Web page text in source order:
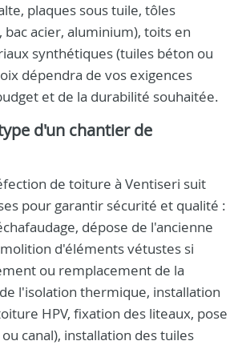
plaques sous tuile, tôles
bac acier, aluminium), toits en
synthétiques (tuiles béton ou
dépendra de vos exigences
et de la durabilité souhaitée.
d'un chantier de
de toiture à Ventiseri suit
pour garantir sécurité et qualité :
dépose de l'ancienne
d'éléments vétustes si
ou remplacement de la
l'isolation thermique, installation
HPV, fixation des liteaux, pose
canal), installation des tuiles